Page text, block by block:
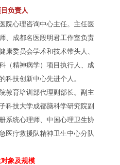
负责人
院心理咨询中心主任。主任医
、成都名医段明君工作室负责
康委员会学术和技术带头人、
（精神病学）项目执行人、成
科技创新中心先进个人。
教育培训部代理副部长。副主
科技大学成都脑科学研究院副
系统心理师、中国心理卫生协
医疗救援队精神卫生中心分队
象及规模